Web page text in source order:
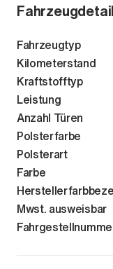
Fahrzeugtyp
Kilometerstand
Kraftstofftyp
Leistung
Anzahl Türen
Polsterfarbe
Polsterart
Farbe
Mwst. ausweisbar